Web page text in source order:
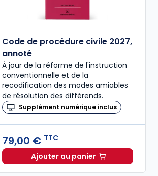
limitée à 37,00 € TTC
Code de procédure civile 2027,
annoté
À jour de la réforme de l'instruction
conventionnelle et de la
recodification des modes amiables
de résolution des différends.
Supplément numérique inclus
79,00 € TTC
Ajouter au panierCode de procédure